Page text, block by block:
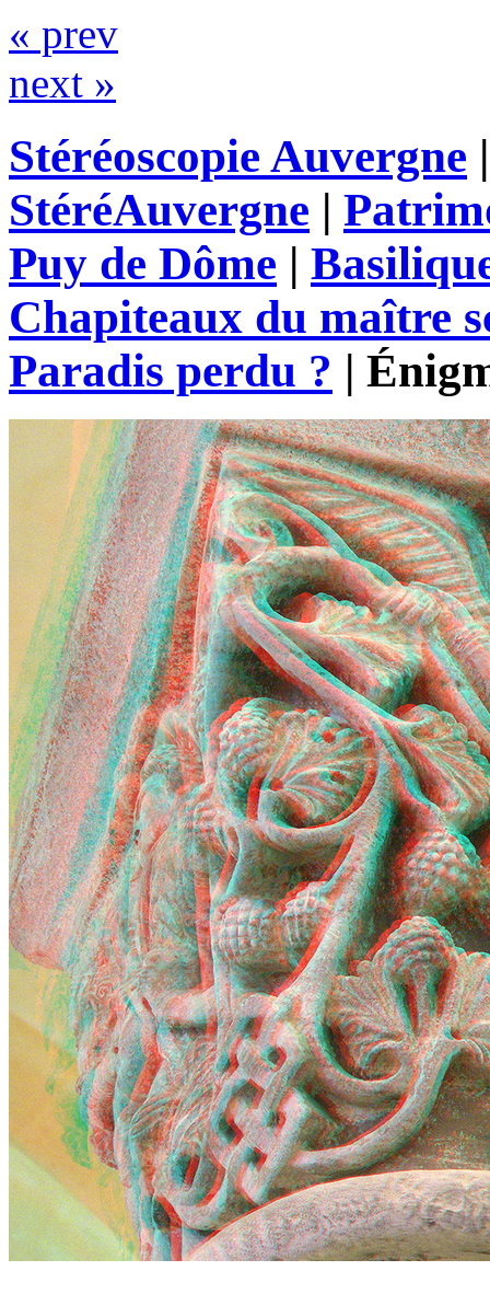
« prev
next »
Stéréoscopie Auvergne
StéréAuvergne |
Puy de Dôme |
Chapiteaux du maître
Paradis perdu ? |